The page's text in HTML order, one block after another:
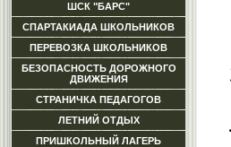
ШСК "БАРС"
СПАРТАКИАДА ШКОЛЬНИКОВ
ПЕРЕВОЗКА ШКОЛЬНИКОВ
БЕЗОПАСНОСТЬ ДОРОЖНОГО
ДВИЖЕНИЯ
СТРАНИЧКА ПЕДАГОГОВ
ЛЕТНИЙ ОТДЫХ
ПРИШКОЛЬНЫЙ ЛАГЕРЬ